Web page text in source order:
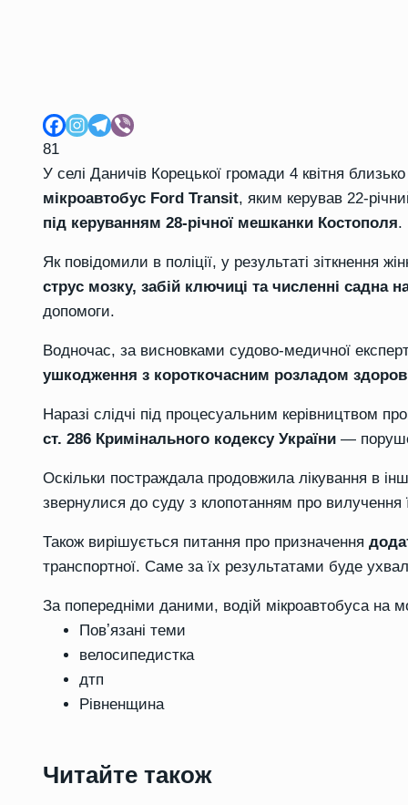
81
У селі Даничів Корецької громади 4 квітня
мікроавтобус Ford Transit, яким керував 22-
під керуванням 28-річної мешканки Костополя.
Як повідомили в поліції, у результаті зіткнення
струс мозку, забій ключиці та численні садна
допомоги.
Водночас, за висновками судово-медичної
ушкодження з короткочасним розладом
Наразі слідчі під процесуальним керівництвом
ст. 286 Кримінального кодексу України —
Оскільки постраждала продовжила лікування в
звернулися до суду з клопотанням про вилучення
Також вирішується питання про призначення
транспортної. Саме за їх результатами буде
За попередніми даними, водій мікроавтобуса на
Повʼязані теми
велосипедистка
дтп
Рівненщина
Читайте також